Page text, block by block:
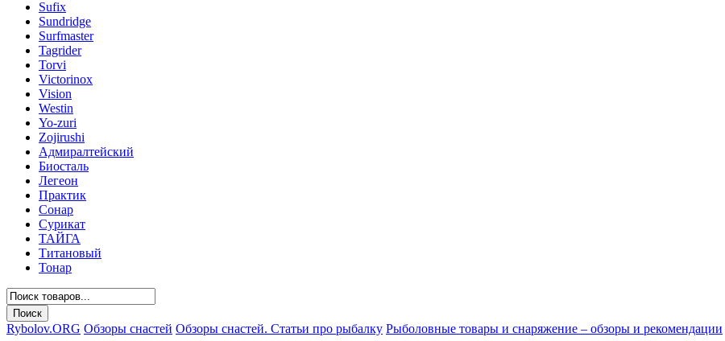
Sufix
Sundridge
Surfmaster
Tagrider
Torvi
Victorinox
Vision
Westin
Yo-zuri
Zojirushi
Адмиралтейский
Биосталь
Легеон
Практик
Сонар
Сурикат
ТАЙГА
Титановый
Тонар
Rybolov.ORG Обзоры снастей Обзоры снастей. Статьи про рыбалку Рыболовные товары и снаряжение – обзоры и рекомендации